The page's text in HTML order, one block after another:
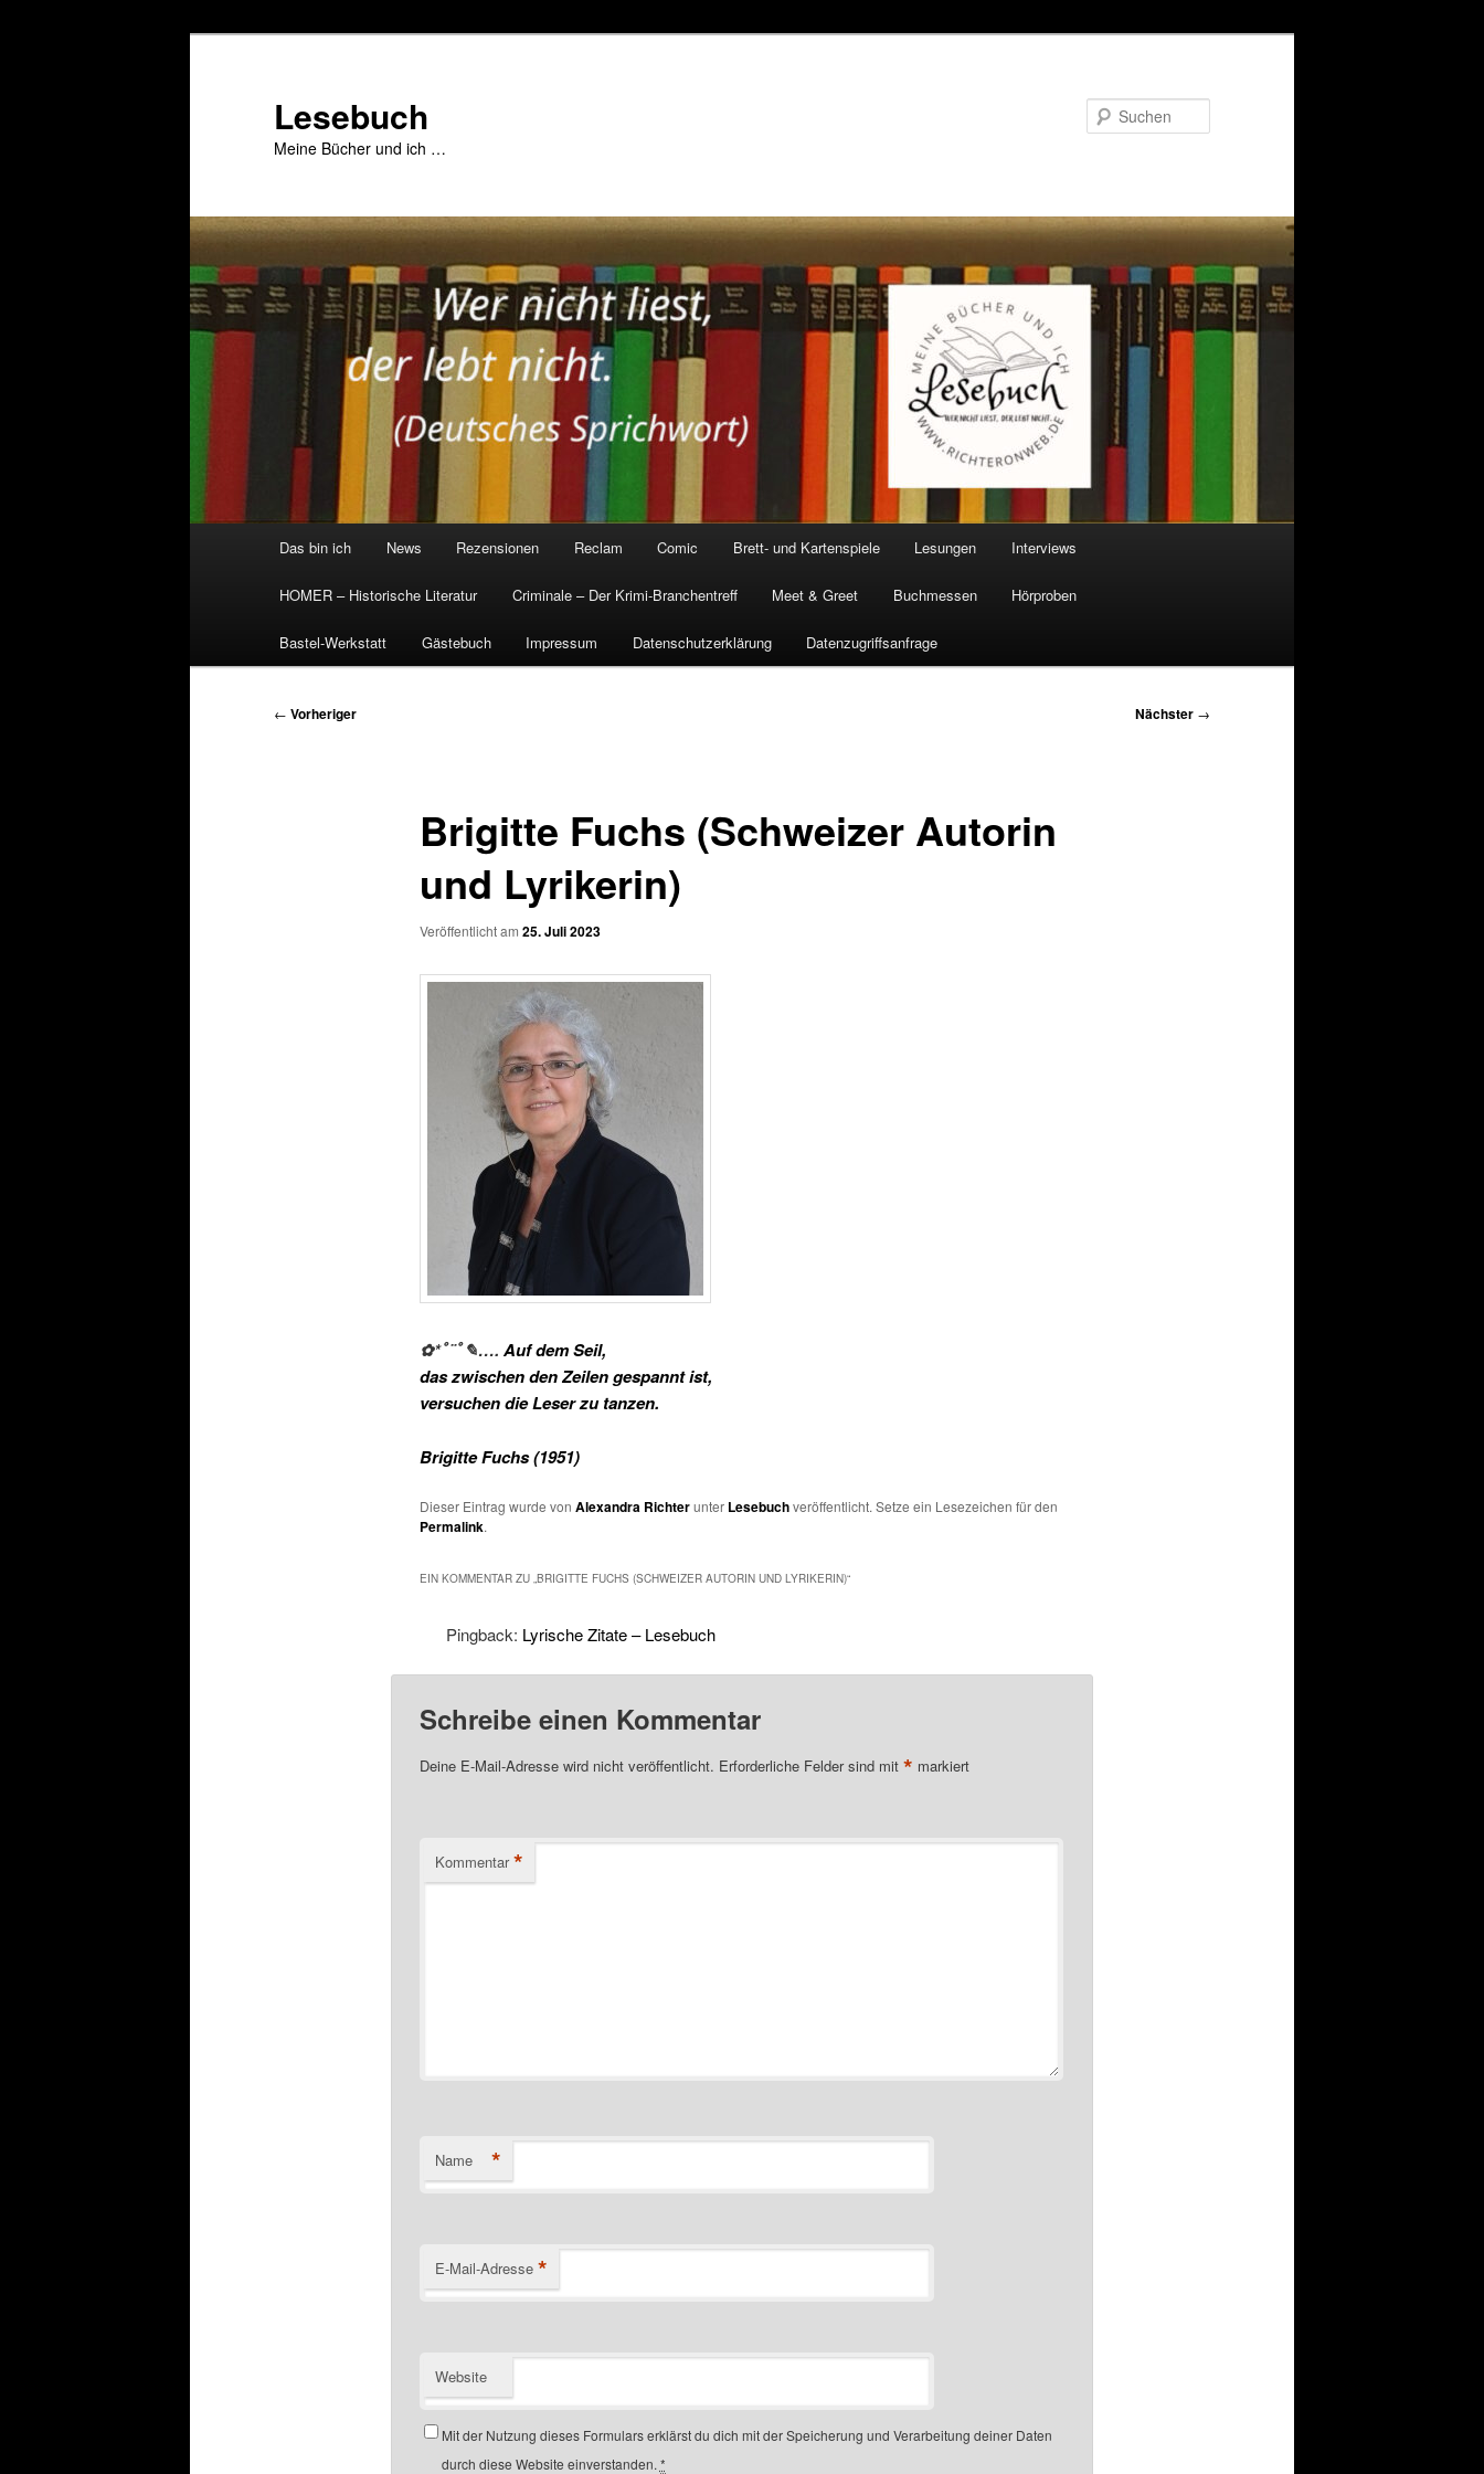
Lesebuch
Meine Bücher und ich …
Das bin ich News Rezensionen Reclam Comic Brett- und Kartenspiele Lesungen Interviews
HOMER – Historische Literatur Criminale – Der Krimi-Branchentreff Meet & Greet Buchmessen Hörproben
Bastel-Werkstatt Gästebuch Impressum Datenschutzerklärung Datenzugriffsanfrage
Beitragsnavigation
← Vorheriger Nächster →
Brigitte Fuchs (Schweizer Autorin
und Lyrikerin)
Veröffentlicht am 25. Juli 2023
✿*ﾟ¨ﾟ✎…. Auf dem Seil,
das zwischen den Zeilen gespannt ist,
versuchen die Leser zu tanzen.
Brigitte Fuchs (1951)
Dieser Eintrag wurde von Alexandra Richterunter Lesebuchveröffentlicht. Setze ein Lesezeichen für den
Permalink.
EIN KOMMENTAR ZU „ BRIGITTE FUCHS (SCHWEIZER AUTORIN UND LYRIKERIN)“
Pingback: Lyrische Zitate – Lesebuch
Schreibe einen Kommentar
Deine E-Mail-Adresse wird nicht veröffentlicht. Erforderliche Felder sind mit * markiert
Kommentar *
Name *
E-Mail-Adresse *
Website
Mit der Nutzung dieses Formulars erklärst du dich mit der Speicherung und Verarbeitung deiner Daten
durch diese Website einverstanden. *